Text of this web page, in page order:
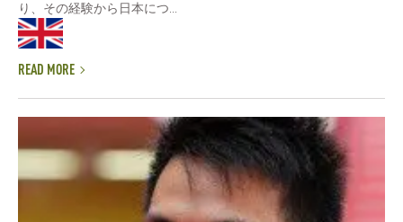
り、その経験から日本につ...
READ MORE